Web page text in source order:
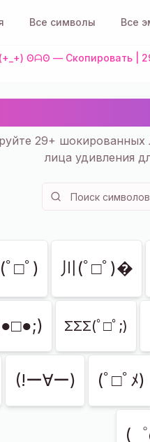
Все символы Все
ʘᗩʘ — Скопировать |
29+
лица удивления
□ﾟ) 川(ﾟ□ﾟ)�
ΣΣΣ(ﾟ□ﾟ;)
(!ー∀ー) (ﾟ□ﾟﾒ)
(